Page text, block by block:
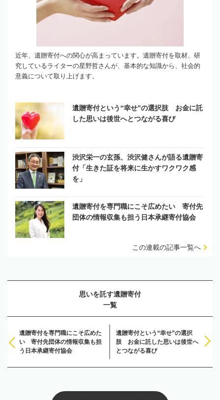
近年、遺贈寄付への関心が高まっています。遺贈寄付を取材、研
究しているライターの星野哲さんが、基本的な知識から、社会的
意義について取り上げます。
遺贈寄付という“幸せ”の選択肢 お金に託
した思いは後世へとつながる喜び
渋沢栄一の玄孫、渋沢健さんが語る遺贈寄
付「生きた証を将来に生かすワクワク感
を」
遺贈寄付を専門職にこそ広めたい 寄付先
団体の情報収集も担う日本承継寄付協会
この連載の記事一覧へ
遺贈寄付を専門職にこそ広めた
い 寄付先団体の情報収集も担
う日本承継寄付協会
思いを託す遺贈寄付
一覧
遺贈寄付という“幸せ”の選択
肢 お金に託した思いは後世へ
とつながる喜び